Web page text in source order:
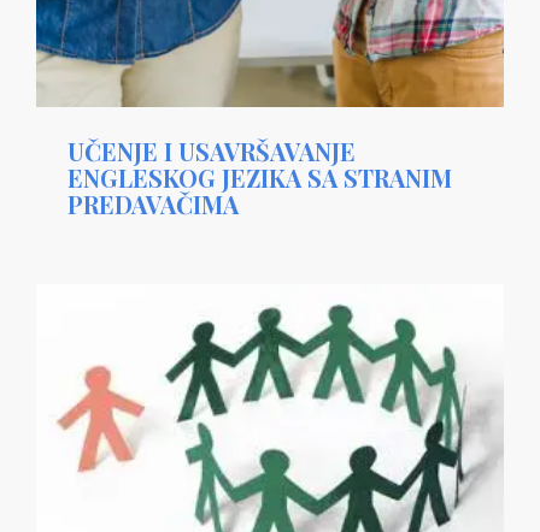
UČENJE I USAVRŠAVANJE
ENGLESKOG JEZIKA SA STRANIM
PREDAVAČIMA